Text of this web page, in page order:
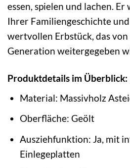
essen, spielen und lachen.
Ihrer Familiengeschichte
wertvollen Erbstück, das
Generation weitergegeben
Produktdetails im Überblick:
Material: Massivholz
Oberfläche: Geölt
Ausziehfunktion: Ja, mit
Einlegeplatten